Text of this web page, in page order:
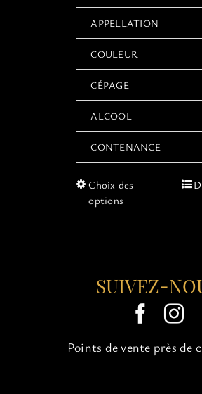
APPELLATION
COULEUR
CÉPAGE
ALCOOL
CONTENANCE
Choix des
options
Ce
être
la
SUIVEZ-
Points de vente près de